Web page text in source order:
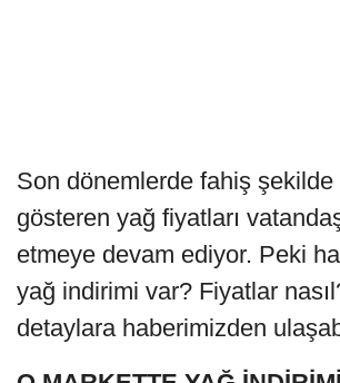
Son dönemlerde fahiş şekilde
gösteren yağ fiyatları
etmeye devam ediyor. Peki
yağ indirimi var? Fiyatlar
detaylara haberimizden